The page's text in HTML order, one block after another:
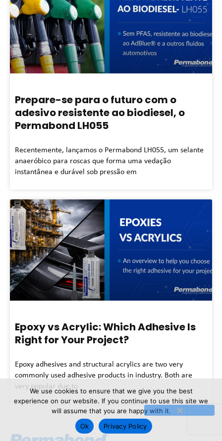
Prepare-se para o futuro com o
adesivo resistente ao biodiesel, o
Permabond LH055
Recentemente, lançamos o Permabond LH055, um selante
anaeróbico para roscas que forma uma vedação
instantânea e durável sob pressão em
Epoxy vs Acrylic: Which Adhesive Is
Right for Your Project?
Epoxy adhesives and structural acrylics are two very
commonly used adhesive products in industry. Both are
very popular due to
We use cookies to ensure that we give you the best
experience on our website. If you continue to use this site we
will assume that you are happy with it.
Ok
Privacy Policy